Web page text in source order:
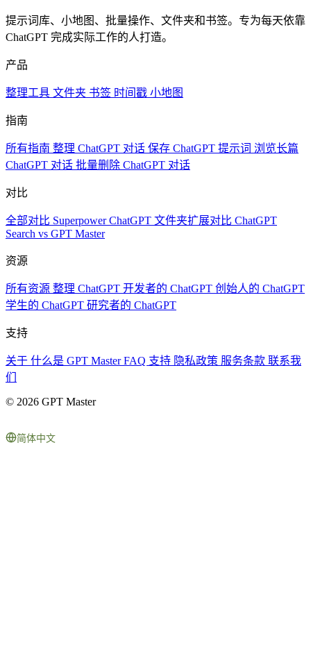
提示词库、小地图、批量操作、文件夹和书签。专为每天依靠
ChatGPT 完成实际工作的人打造。
产品
整理工具 文件夹 书签 时间戳 小地图
指南
所有指南 整理 ChatGPT 对话 保存 ChatGPT 提示词 浏览长篇
ChatGPT 对话 批量删除 ChatGPT 对话
对比
全部对比 Superpower ChatGPT 文件夹扩展对比 ChatGPT
Search vs GPT Master
资源
所有资源 整理 ChatGPT 开发者的 ChatGPT 创始人的 ChatGPT
学生的 ChatGPT 研究者的 ChatGPT
支持
关于 什么是 GPT MasterFAQ 支持 隐私政策 服务条款 联系我
们
© 2026 GPT Master
简体中文